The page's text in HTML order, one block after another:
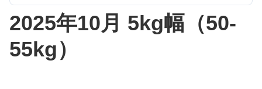
2025年10月 5kg幅（50-
55kg）